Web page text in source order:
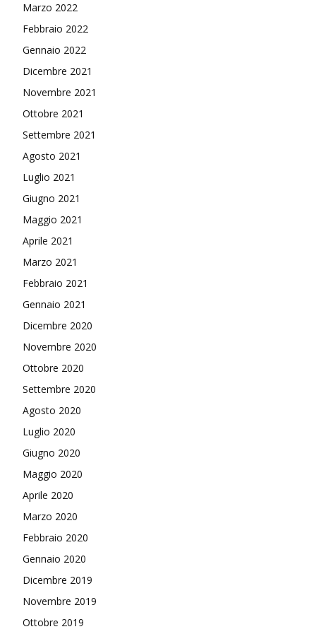
Marzo 2022
Febbraio 2022
Gennaio 2022
Dicembre 2021
Novembre 2021
Ottobre 2021
Settembre 2021
Agosto 2021
Luglio 2021
Giugno 2021
Maggio 2021
Aprile 2021
Marzo 2021
Febbraio 2021
Gennaio 2021
Dicembre 2020
Novembre 2020
Ottobre 2020
Settembre 2020
Agosto 2020
Luglio 2020
Giugno 2020
Maggio 2020
Aprile 2020
Marzo 2020
Febbraio 2020
Gennaio 2020
Dicembre 2019
Novembre 2019
Ottobre 2019